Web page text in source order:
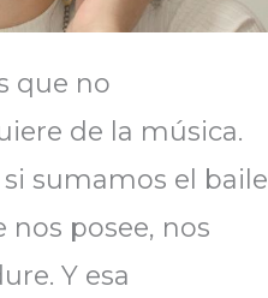
que no
de la música.
sumamos el baile
nos posee, nos
Y esa